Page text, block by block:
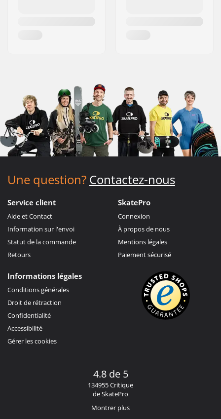
Une question? Contactez-nous
Service client
Aide et Contact
Information sur l'envoi
Statut de la commande
Retours
SkatePro
Connexion
À propos de nous
Mentions légales
Paiement sécurisé
Informations légales
Conditions générales
Droit de rétraction
Confidentialité
Accessibilité
Gérer les cookies
4.8 de 5
134955 Critique
de SkatePro
Montrer plus